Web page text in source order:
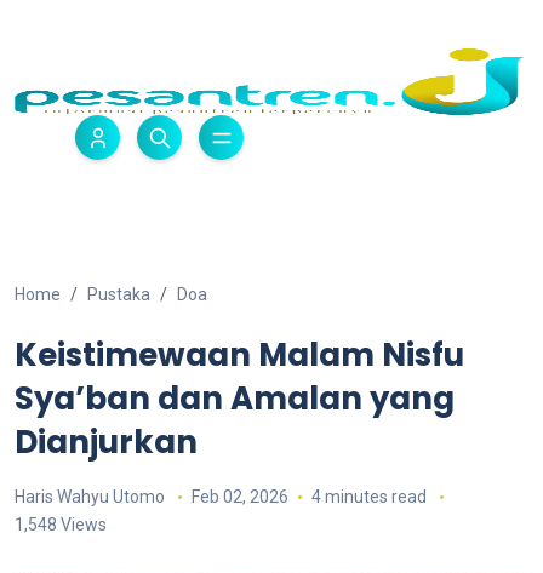
Home Pustaka Doa
Keistimewaan Malam Nisfu
Sya’ban dan Amalan yang
Dianjurkan
Haris Wahyu Utomo Feb 02, 2026
4 minutes read
1,548 Views